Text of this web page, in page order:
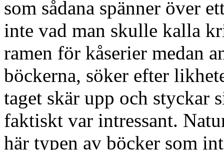
som sådana spänner över
inte vad man skulle kalla
ramen för kåserier medan
böckerna, söker efter
taget skär upp och styckar
faktiskt var intressant.
här typen av böcker som